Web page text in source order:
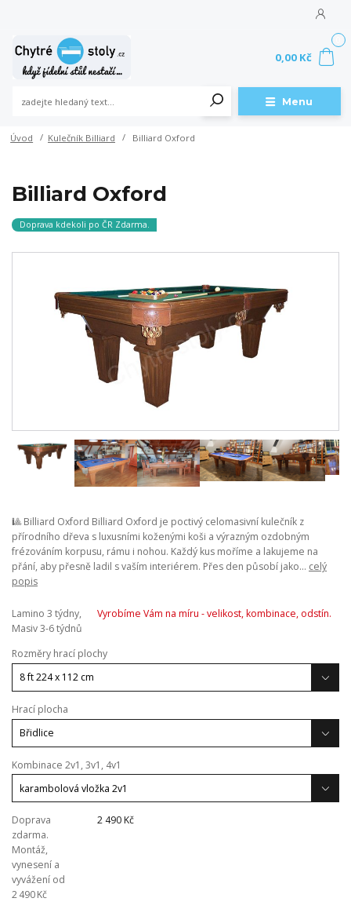
Menu
0,00 Kč
Úvod Kulečník Billiard Billiard Oxford
Billiard Oxford
Doprava kdekoli po ČR Zdarma.
🎱 Billiard Oxford Billiard Oxford je poctivý celomasivní kulečník z
přírodního dřeva s luxusními koženými koši a výrazným ozdobným
frézováním korpusu, rámu i nohou. Každý kus moříme a lakujeme na
přání, aby přesně ladil s vaším interiérem. Přes den působí jako... celý
popis
Lamino 3 týdny,
Masiv 3-6 týdnů
Vyrobíme Vám na míru - velikost, kombinace, odstín.
Rozměry hrací plochy
Hrací plocha
Kombinace 2v1, 3v1, 4v1
Doprava
zdarma.
Montáž,
vynesení a
vyvážení od
2 490 Kč
2 490 Kč